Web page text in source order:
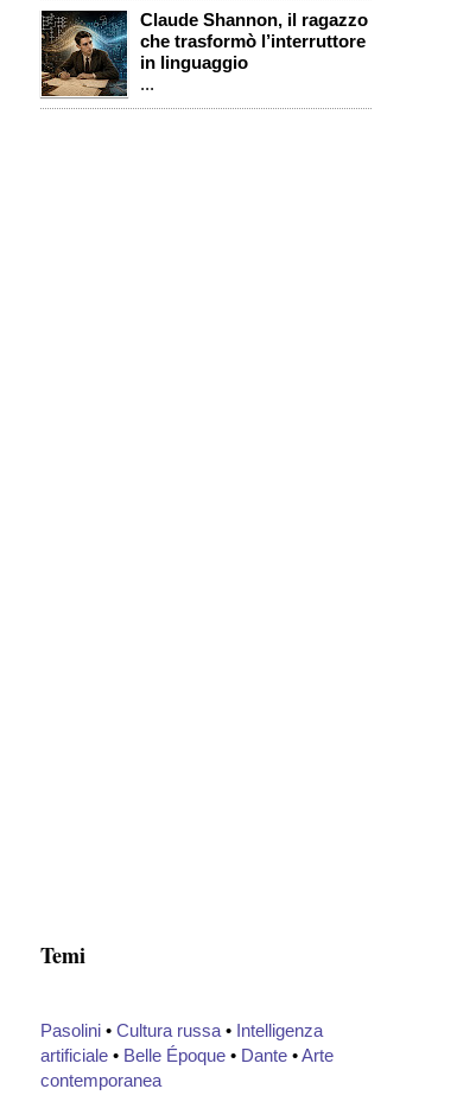
Claude Shannon, il ragazzo
che trasformò l’interruttore
in linguaggio
...
Temi
Pasolini • Cultura russa • Intelligenza
artificiale • Belle Époque • Dante •Arte
contemporanea